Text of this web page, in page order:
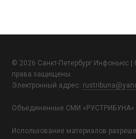
© 2026 Санкт-Петербург Инфоньюс |
права защищены.
Электронный адрес:
Объединенные СМИ «РУСТРИБУНА»
Использование материалов